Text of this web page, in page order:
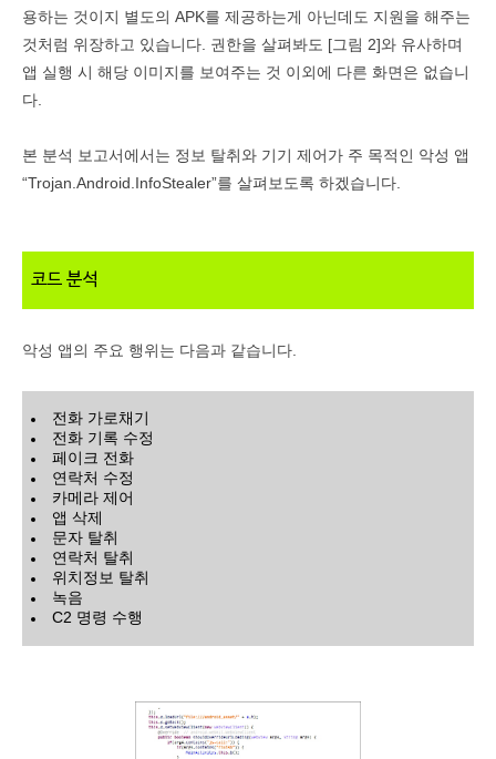
용하는 것이지 별도의 APK를 제공하는게 아닌데도 지원을 해주는
것처럼 위장하고 있습니다 권한을 살펴봐도 [그림 2]와 유사하며
앱 실행 시 해당 이미지를 보여주는 것 이외에 다른 화면은 없습니
다
본 분석 보고서에서는 정보 탈취와 기기 제어가 주 목적인 악성 앱
“Trojan.Android.InfoStealer”를 살펴보도록 하겠습니다
코드 분석
악성 앱의 주요 행위는 다음과 같습니다.
전화 가로채기
전화 기록 수정
페이크 전화
연락처 수정
카메라 제어
앱 삭제
문자 탈취
연락처 탈취
위치정보 탈취
녹음
C2 명령 수행